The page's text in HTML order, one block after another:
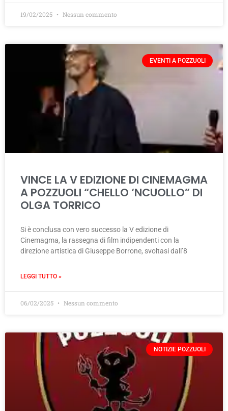
19/02/2025 Nessun commento
EVENTI A POZZUOLI
VINCE LA V EDIZIONE DI CINEMAGMA
A POZZUOLI “CHELLO ‘NCUOLLO” DI
OLGA TORRICO
Si è conclusa con vero successo la V edizione di
Cinemagma, la rassegna di film indipendenti con la
direzione artistica di Giuseppe Borrone, svoltasi dall’8
LEGGI TUTTO »
06/02/2025 Nessun commento
NOTIZIE POZZUOLI